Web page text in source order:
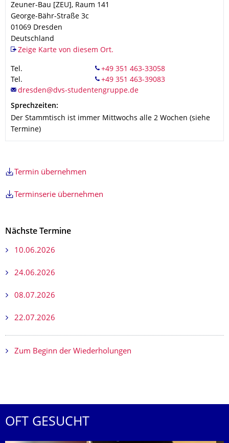
Zeuner-Bau [ZEU], Raum 141
George-Bähr-Straße 3c
01069 Dresden
Deutschland
Zeige Karte von diesem Ort.
Tel.
Tel.
Sprechzeiten:
Der Stammtisch ist immer Mittwochs alle 2 Wochen (siehe
Termine)
Termin übernehmen
Terminserie übernehmen
Nächste Termine
10.06.2026
24.06.2026
08.07.2026
22.07.2026
Zum Beginn der Wiederholungen
OFT GESUCHT